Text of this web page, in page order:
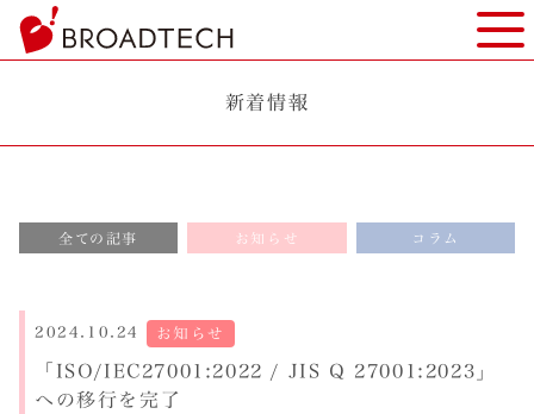
モバ
新着情報
全ての記事 お知らせ コラム
2024.10.24 お知らせ
「ISO/IEC27001:2022 / JIS Q 27001:2023」
への移行を完了